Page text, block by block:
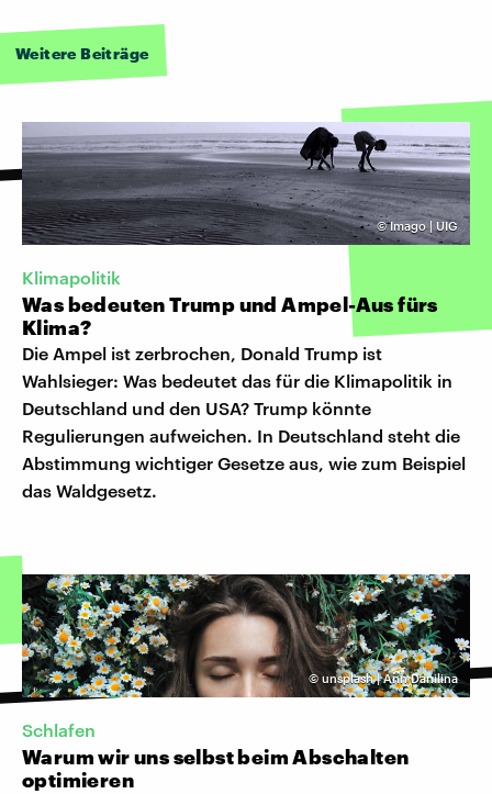
Weitere Beiträge
©Imago | UIG
Klimapolitik
Was bedeuten Trump und Ampel-Aus fürs
Klima?
Die Ampel ist zerbrochen, Donald Trump ist
Wahlsieger: Was bedeutet das für die Klimapolitik in
Deutschland und den USA? Trump könnte
Regulierungen aufweichen. In Deutschland steht die
Abstimmung wichtiger Gesetze aus, wie zum Beispiel
das Waldgesetz.
©unsplash | Ann Danilina
Schlafen
Warum wir uns selbst beim Abschalten
optimieren